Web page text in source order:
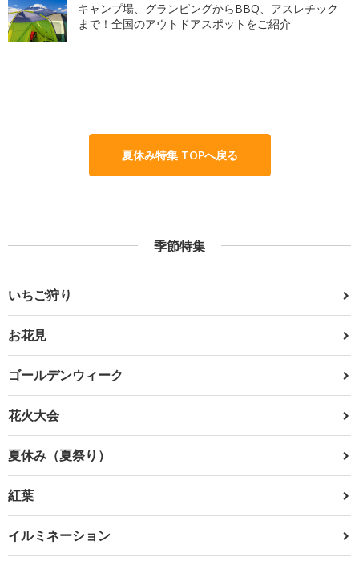
キャンプ場、グランピングからBBQ、アスレチック
まで！全国のアウトドアスポットをご紹介
夏休み特集 TOPへ戻る
季節特集
いちご狩り
お花見
ゴールデンウィーク
花火大会
夏休み（夏祭り）
紅葉
イルミネーション